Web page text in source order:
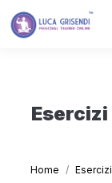
Tu sei qui:
Home